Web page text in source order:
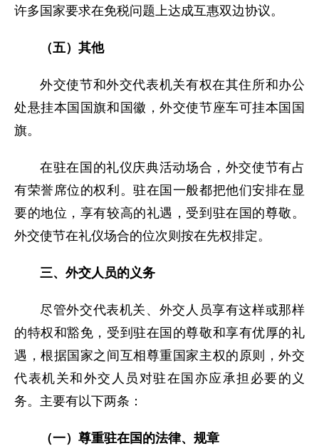
许多国家要求在免税问题上达成互惠双边协议。
（五）其他
外交使节和外交代表机关有权在其住所和办公
处悬挂本国国旗和国徽，外交使节座车可挂本国国
旗。
在驻在国的礼仪庆典活动场合，外交使节有占
有荣誉席位的权利。驻在国一般都把他们安排在显
要的地位，享有较高的礼遇，受到驻在国的尊敬。
外交使节在礼仪场合的位次则按在先权排定。
三、外交人员的义务
尽管外交代表机关、外交人员享有这样或那样
的特权和豁免，受到驻在国的尊敬和享有优厚的礼
遇，根据国家之间互相尊重国家主权的原则，外交
代表机关和外交人员对驻在国亦应承担必要的义
务。主要有以下两条：
（一）尊重驻在国的法律、规章